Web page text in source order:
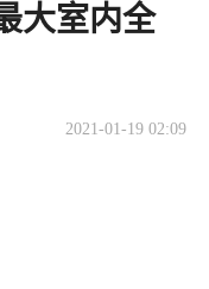
大室内全
2021-01-19 02:09